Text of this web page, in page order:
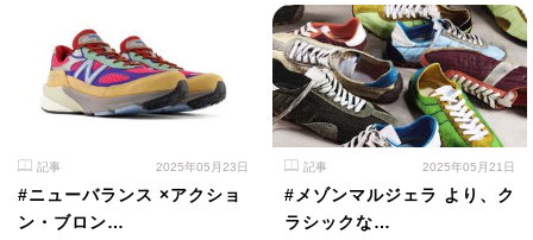
記事 2025年05月23日
#ニューバランス ×アクショ
ン・ブロン…
記事 2025年05月21日
#メゾンマルジェラ より、ク
ラシックな…